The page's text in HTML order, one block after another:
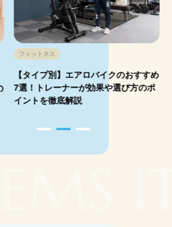
フィットネス
【タイプ別】エアロバイクのおすすめ
7選！トレーナーが効果や選び方のポ
イントを徹底解説